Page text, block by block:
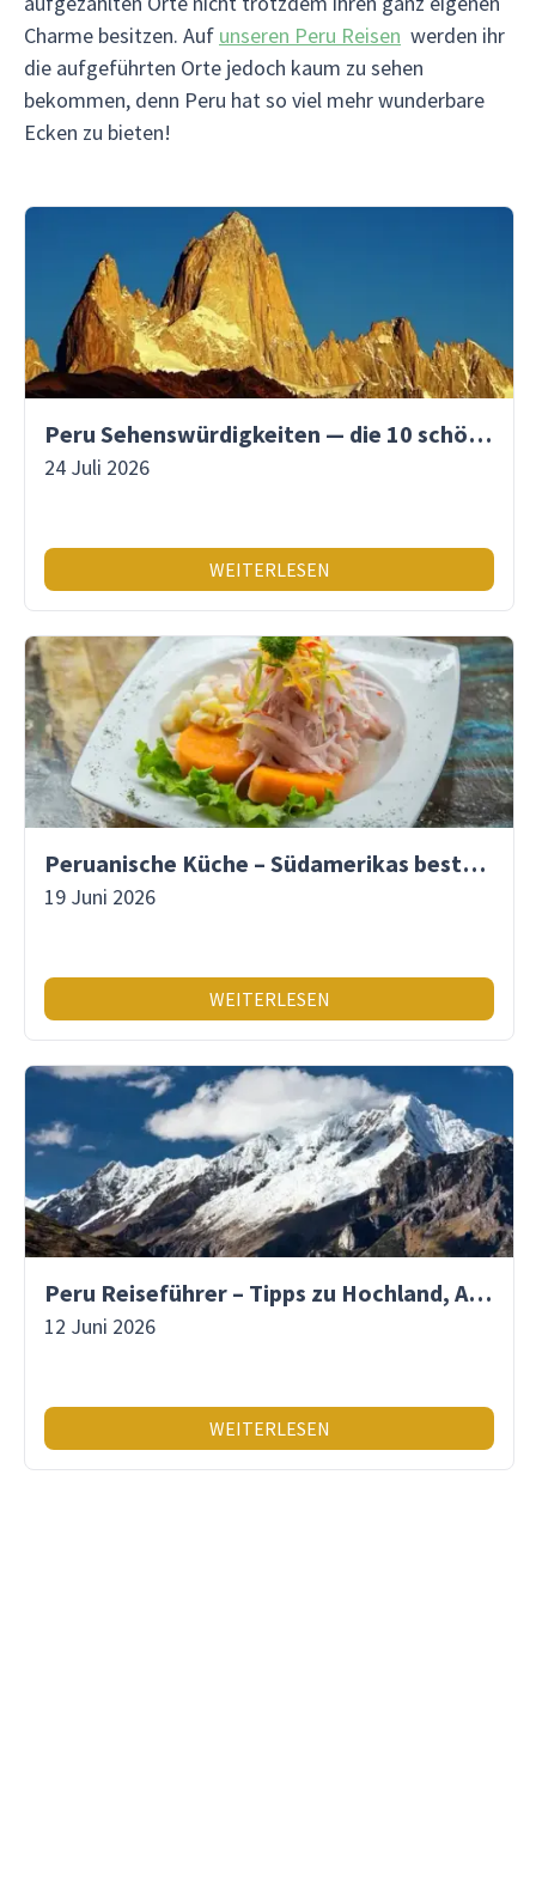
Charme besitzen. Auf unseren Peru Reisen werden ihr
die aufgeführten Orte jedoch kaum zu sehen
bekommen, denn Peru hat so viel mehr wunderbare
Ecken zu bieten!
Peru Sehenswürdigkeiten — die 10 schönsten Orte
24 Juli 2026
WEITERLESEN
Peruanische Küche – Südamerikas beste Gastronomie
19 Juni 2026
WEITERLESEN
Peru Reiseführer – Tipps zu Hochland, Amazonas & Inka-Erbe
12 Juni 2026
WEITERLESEN